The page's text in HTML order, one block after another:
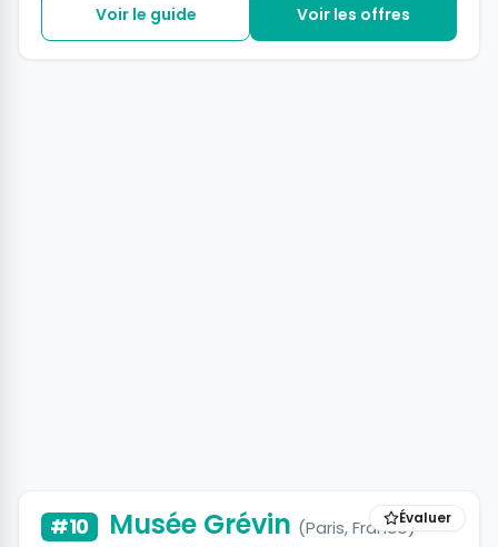
expérience au croisement de la science
et de l'art.
Voir le guide Voir les offres
Évaluer
#10 Musée Grévin (Paris, France)